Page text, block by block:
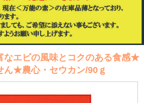
なエビの風味とコクのある食感★
ん★農心・セウカン/90ｇ